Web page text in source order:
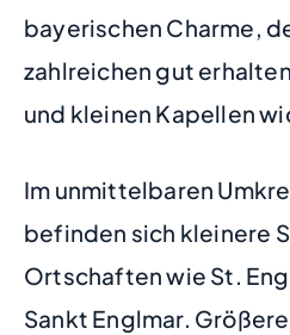
bayerischen Charme,
zahlreichen gut
und kleinen Kapellen
Im unmittelbaren
befinden sich kleinere
Ortschaften wie St.
Sankt Englmar.